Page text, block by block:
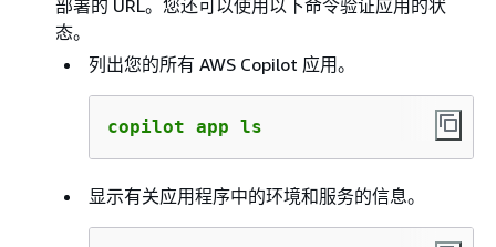
部署的 URL。您还可以使用以下命令验证应用的状
态。
列出您的所有 AWS Copilot 应用。
copilot app ls
显示有关应用程序中的环境和服务的信息。